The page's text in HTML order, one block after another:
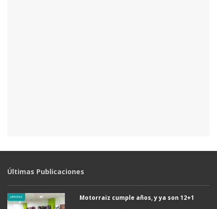
Últimas Publicaciones
LIFESTYLE Motorraiz cumple años, y ya son 12+1